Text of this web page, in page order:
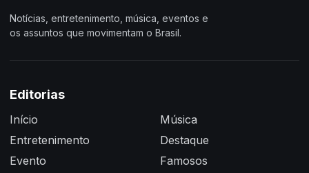
Notícias, entretenimento, música, eventos e
os assuntos que movimentam o Brasil.
Editorias
Início
Entretenimento
Evento
Música
Destaque
Famosos